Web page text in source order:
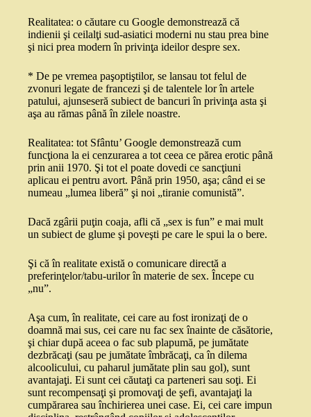
Realitatea: o căutare cu Google demonstrează că
indienii şi ceilalţi sud-asiatici moderni nu stau prea bine
şi nici prea modern în privinţa ideilor despre sex.
* De pe vremea paşoptiştilor, se lansau tot felul de
zvonuri legate de francezi şi de talentele lor în artele
patului, ajunseseră subiect de bancuri în privinţa asta şi
aşa au rămas până în zilele noastre.
Realitatea: tot Sfântu’ Google demonstrează cum
funcţiona la ei cenzurarea a tot ceea ce părea erotic până
prin anii 1970. Şi tot el poate dovedi ce sancţiuni
aplicau ei pentru avort. Până prin 1950, aşa; când ei se
numeau „lumea liberă” şi noi „tiranie comunistă”.
Dacă zgârii puţin coaja, afli că „sex is fun” e mai mult
un subiect de glume şi poveşti pe care le spui la o bere.
Şi că în realitate există o comunicare directă a
preferinţelor/tabu-urilor în materie de sex. Începe cu
„nu”.
Aşa cum, în realitate, cei care au fost ironizaţi de o
doamnă mai sus, cei care nu fac sex înainte de căsătorie,
şi chiar după aceea o fac sub plapumă, pe jumătate
dezbrăcaţi (sau pe jumătate îmbrăcaţi, ca în dilema
alcoolicului, cu paharul jumătate plin sau gol), sunt
avantajaţi. Ei sunt cei căutaţi ca parteneri sau soţi. Ei
sunt recompensaţi şi promovaţi de şefi, avantajaţi la
cumpărarea sau închirierea unei case. Ei, cei care impun